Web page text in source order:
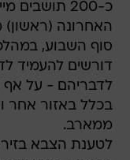
כ-200
האחרונה (ראשון)
דורשים להעמיד
לדבריהם - על אף
בכלל באזור אחר
ממארב.
לטענת הצבא